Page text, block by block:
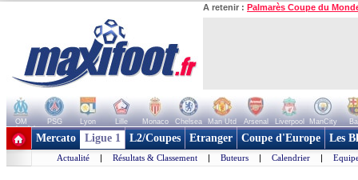
A retenir : Palmarès Coupe du
OM PSG Lyon Lille Monaco Chelsea Man Utd Arsenal Liverpool ManCity
+ de clubs
Mercato Ligue 1 L2/Coupes Etranger Coupe d'Europe Les
Actualité | Résultats & Classement | Buteurs | Calendrier |